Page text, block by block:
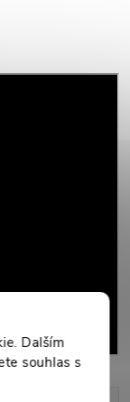
Dalším
souhlas s